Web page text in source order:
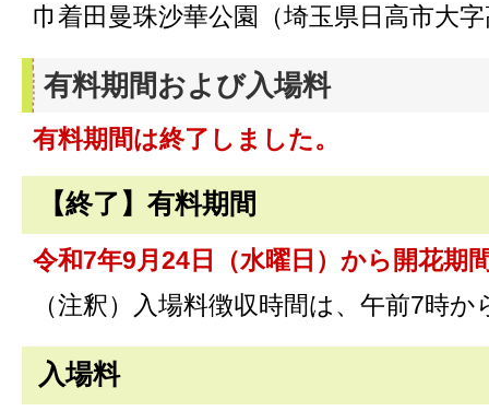
巾着田曼珠沙華公園（埼玉県日高市大
有料期間および入場料
有料期間は終了しました。
【終了】有料期間
令和7年9月24日（水曜日）から開花期
（注釈）入場料徴収時間は、午前7時
入場料